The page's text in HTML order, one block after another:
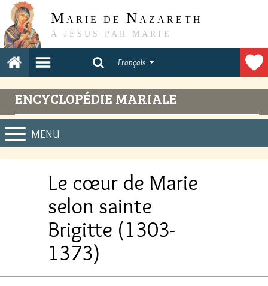
M ARIE DE N AZARETH
À JÉSUS PAR MARIE
Français
ENCYCLOPÉDIE MARIALE
MENU
Le cœur de Marie
selon sainte
Brigitte (1303-
1373)